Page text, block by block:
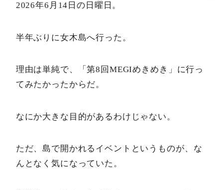
2026年6月14日の日曜日。
半年ぶりに女木島へ行った。
理由は単純で、「第8回MEGIめきめき」に行っ
てみたかったからだ。
なにか大きな目的があるわけじゃない。
ただ、島で開かれるイベントというものが、な
んとなく気になっていた。